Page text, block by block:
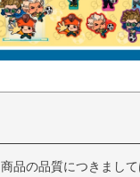
商品の品質につきまし